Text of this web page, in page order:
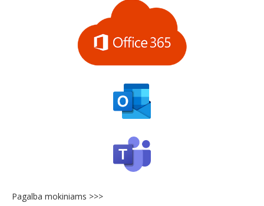
Pagalba mokiniams >>>